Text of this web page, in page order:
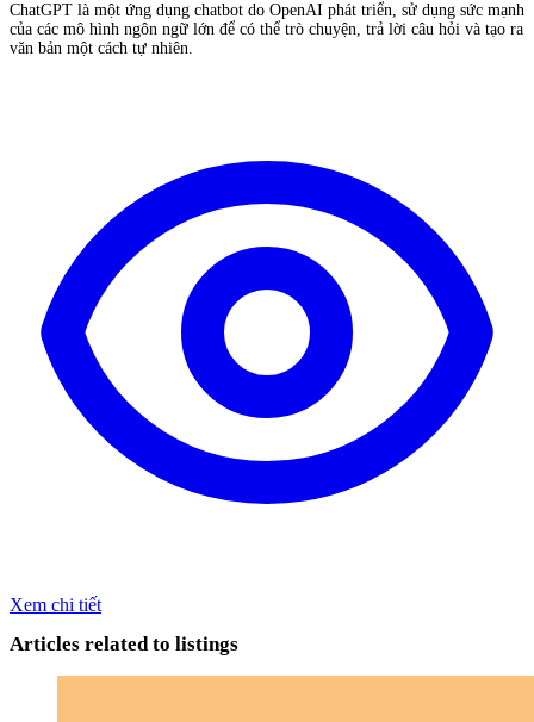
ChatGPT là một ứng dụng chatbot do OpenAI phát triển, sử dụng sức mạnh
của các mô hình ngôn ngữ lớn để có thể trò chuyện, trả lời câu hỏi và tạo ra
văn bản một cách tự nhiên.
Xem chi tiết
Articles related to listings